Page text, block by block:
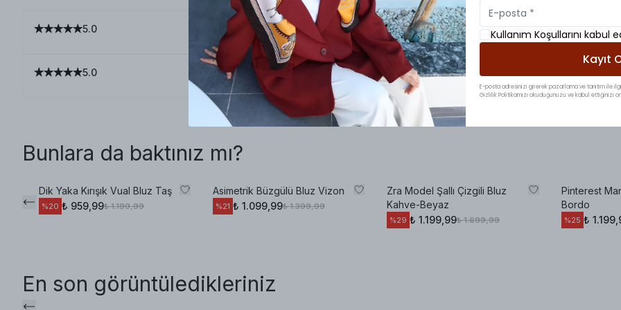
5.0
5.0
Bunlara da baktınız mı?
Dik Yaka Kırışık Vual Bluz Taş
%20 ₺ 959,99₺ 1.199,99
Asimetrik Büzgülü Bluz Vizon
%21 ₺ 1.099,99₺ 1.399,99
Zra Model Şallı Çizgili Bluz
Kahve-Beyaz
%29 ₺ 1.199,99₺ 1.699,99
Pinterest
Bordo
%25 ₺
En son görüntüledikleriniz
Kullanım Koşullarını kabul
Kayıt
E-posta adresinizi girerek pazarlama ve tanıtım ile
Gizlilik Politikamızı okuduğunuzu ve kabul ettiğinizi